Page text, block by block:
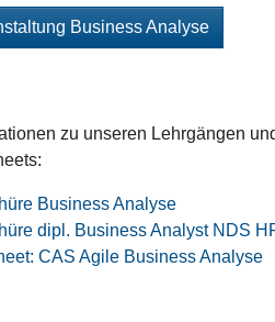
Business Analyse
zu unseren Lehrgängen
Business Analyse
dipl. Business Analyst NDS
CAS Agile Business Analyse